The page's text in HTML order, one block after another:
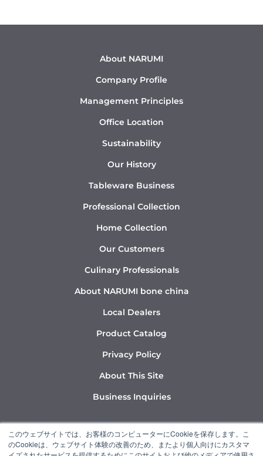
このウェブサイトでは、お客様のコンピューターにCookieを保存します。こ
のCookieは、ウェブサイト体験の改善のため、またより個人向けにカスタマ
About NARUMI
Company Profile
Management Principles
Office Location
Sustainability
Our History
Tableware Business
Professional Collection
Home Collection
Our Customers
Culinary Professionals
About NARUMI bone china
Local Dealers
Product Catalog
Privacy Policy
About This Site
Business Inquiries
Y
o
I
n
L
i